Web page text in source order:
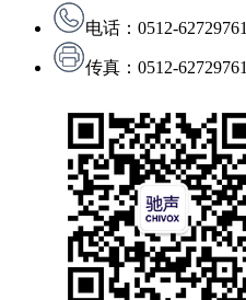
电话：0512-62729761
传真：0512-62729761